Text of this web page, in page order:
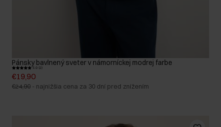
Pánsky bavlnený sveter v námorníckej modrej farbe
5.0 (2)
€19,90
€24,90 - najnižšia cena za 30 dní pred znížením